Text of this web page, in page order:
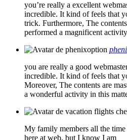
you’re really a excellent
incredible. It kind of feels that
trick. Furthermore, The
performed a magnificent
you are really a good
incredible. It kind of feels that
Moreover, The contents are
a wonderful activity in this
My family members all the
here at web, but I know I am